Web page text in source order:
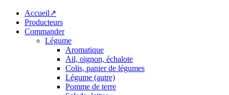
Accueil↗
Producteurs
Commander
Légume
Aromatique
Ail, oignon, échalote
Colis, panier de légumes
Légume (autre)
Pomme de terre